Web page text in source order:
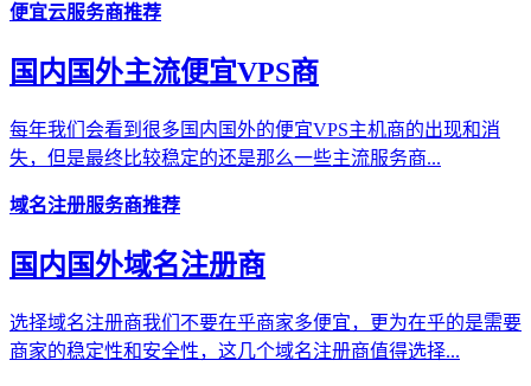
便宜云服务商推荐
国内国外主流便宜VPS商
每年我们会看到很多国内国外的便宜VPS主机商的出现和消
失，但是最终比较稳定的还是那么一些主流服务商...
域名注册服务商推荐
国内国外域名注册商
选择域名注册商我们不要在乎商家多便宜，更为在乎的是需要
商家的稳定性和安全性，这几个域名注册商值得选择...